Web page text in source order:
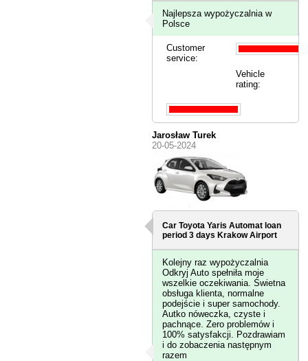
Najlepsza wypożyczalnia w
Polsce
Customer
service:
Vehicle
rating:
Jarosław Turek
20-05-2024
Car Toyota Yaris Automat loan
period 3 daysKrakow Airport
Kolejny raz wypożyczalnia
Odkryj Auto spełniła moje
wszelkie oczekiwania. Świetna
obsługa klienta, normalne
podejście i super samochody.
Autko nóweczka, czyste i
pachnące. Zero problemów i
100% satysfakcji. Pozdrawiam
i do zobaczenia następnym
razem